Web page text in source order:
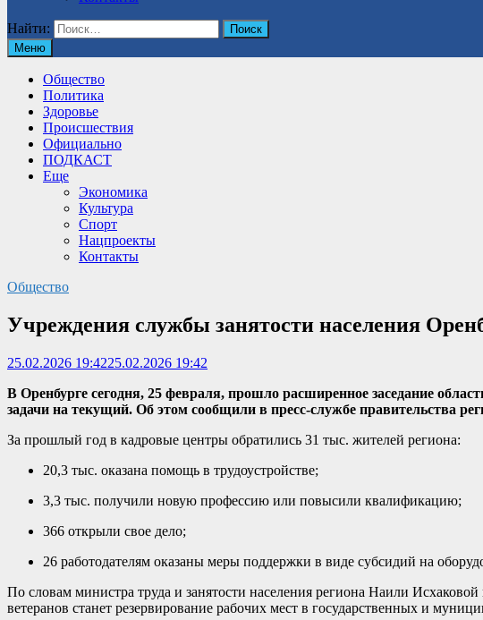
Найти:
Меню
Общество
Политика
Здоровье
Происшествия
Официально
ПОДКАСТ
Еще
Экономика
Культура
Спорт
Нацпроекты
Контакты
Общество
Учреждения службы занятости населения
25.02.2026 19:4225.02.2026 19:42
В Оренбурге сегодня, 25 февраля, прошло расширенное заседание
задачи на текущий. Об этом сообщили в пресс-службе правительства
За прошлый год в кадровые центры обратились 31 тыс. жителей региона:
20,3 тыс. оказана помощь в трудоустройстве;
3,3 тыс. получили новую профессию или повысили квалификацию;
366 открыли свое дело;
26 работодателям оказаны меры поддержки в виде субсидий на
По словам министра труда и занятости населения региона Наили
ветеранов станет резервирование рабочих мест в государственных и